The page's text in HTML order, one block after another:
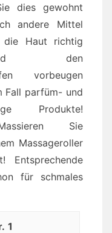
dies gewohnt
andere Mittel
die Haut richtig
den
vorbeugen
Fall parfüm- und
Produkte!
Sie
Massageroller
für schmales
1